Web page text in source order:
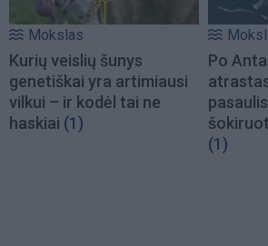
Mokslas
Kurių veislių šunys
genetiškai yra artimiausi
vilkui – ir kodėl tai ne
haskiai (1)
Po
(1)